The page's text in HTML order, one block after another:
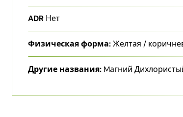
ADR Нет
Физическая форма:Желтая /
Другие названия: Mагний